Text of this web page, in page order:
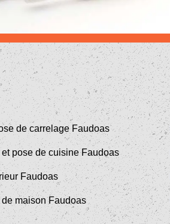
de carrelage Faudoas
pose de cuisine Faudoas
Faudoas
maison Faudoas